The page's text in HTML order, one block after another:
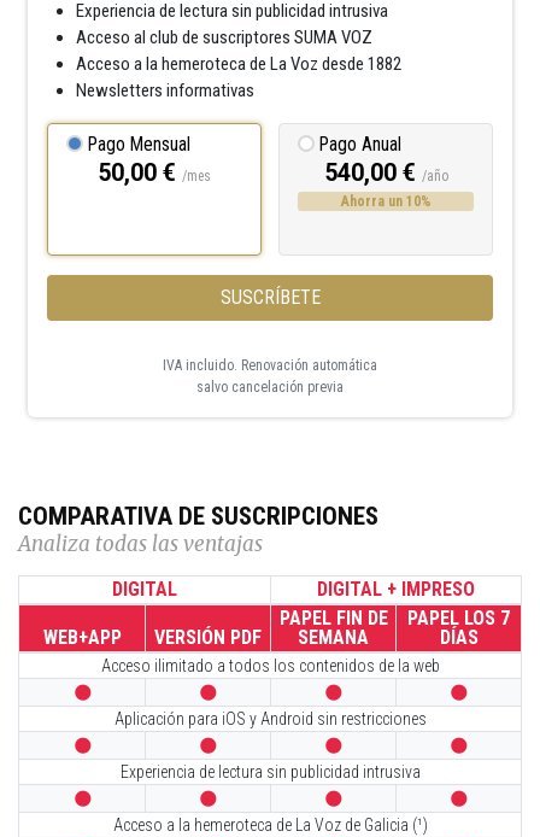
Experiencia de lectura sin publicidad intrusiva
Acceso al club de suscriptores SUMA VOZ
Acceso a la hemeroteca de La Voz desde 1882
Newsletters informativas
Pago Mensual
50,00 € /mes
Pago Anual
540,00 € /año
Ahorra un 10%
SUSCRÍBETE
IVA incluido. Renovación automática
salvo cancelación previa
COMPARATIVA DE SUSCRIPCIONES
Analiza todas las ventajas
DIGITAL DIGITAL + IMPRESO
WEB+APP VERSIÓN PDF
PAPEL FIN DE
SEMANA
PAPEL LOS 7
DÍAS
Acceso ilimitado a todos los contenidos de la web
   
Aplicación para iOS y Android sin restricciones
   
Experiencia de lectura sin publicidad intrusiva
   
Acceso a la hemeroteca de La Voz de Galicia (¹)